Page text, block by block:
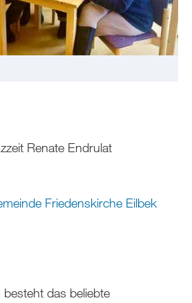
Renate Endrulat
Friedenskirche Eilbek
das beliebte